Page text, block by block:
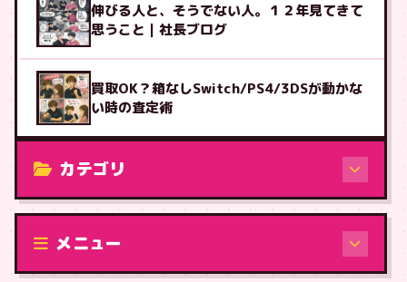
伸びる人と、そうでない人。１２年見てきて
思うこと｜社長ブログ
買取OK？箱なしSwitch/PS4/3DSが動かな
い時の査定術
カテゴリ
修理（機種から）
メニュー